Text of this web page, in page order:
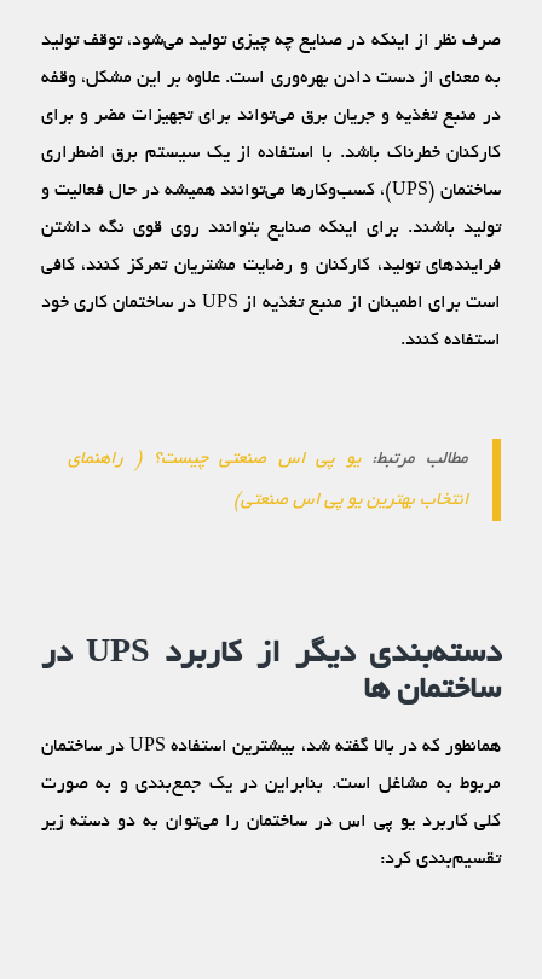
صرف نظر از اینکه در صنایع چه چیزی تولید می‌شود، توقف تولید
به معنای از دست دادن بهره‌وری است. علاوه بر این مشکل، وقفه
در منبع تغذیه و جریان برق می‌تواند برای تجهیزات مضر و برای
کارکنان خطرناک باشد. با استفاده از یک سیستم برق اضطراری
ساختمان (UPS)، کسب‌وکارها می‌توانند همیشه در حال فعالیت و
تولید باشند. برای اینکه صنایع بتوانند روی قوی نگه داشتن
فرایند‌های تولید، کارکنان و رضایت مشتریان تمرکز کنند، کافی
است برای اطمینان از منبع تغذیه از UPS در ساختمان کاری خود
استفاده کنند.
مطالب مرتبط:یو پی اس صنعتی چیست؟ ( راهنمای
انتخاب بهترین یو پی اس صنعتی)
دسته‌بندی دیگر از کاربرد UPS در
ساختمان ها
همانطور که در بالا گفته شد، بیشترین استفاده UPS در ساختمان
مربوط به مشاغل است. بنابراین در یک جمع‌بندی و به صورت
کلی کاربرد یو پی اس در ساختمان را می‌توان به دو دسته زیر
تقسیم‌بندی کرد: